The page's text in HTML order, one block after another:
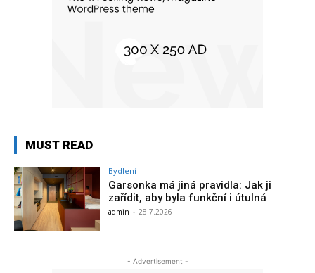
MUST READ
Bydlení
Garsonka má jiná pravidla: Jak ji
zařídit, aby byla funkční i útulná
admin - 28.7.2026
- Advertisement -